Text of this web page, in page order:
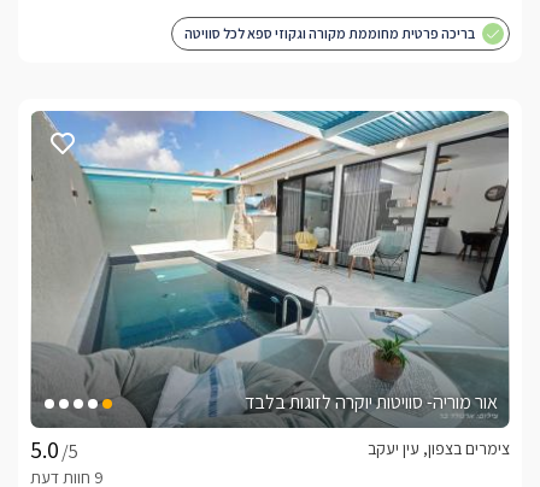
בריכה פרטית מחוממת מקורה וגקוזי ספא לכל סוויטה
אור מוריה- סוויטות יוקרה לזוגות בלבד
/5
צימרים בצפון, עין יעקב